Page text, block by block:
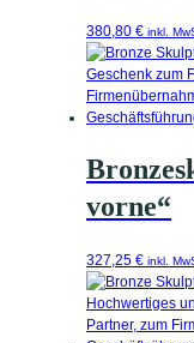
380,80 € inkl.
vorne“
327,25 € inkl.